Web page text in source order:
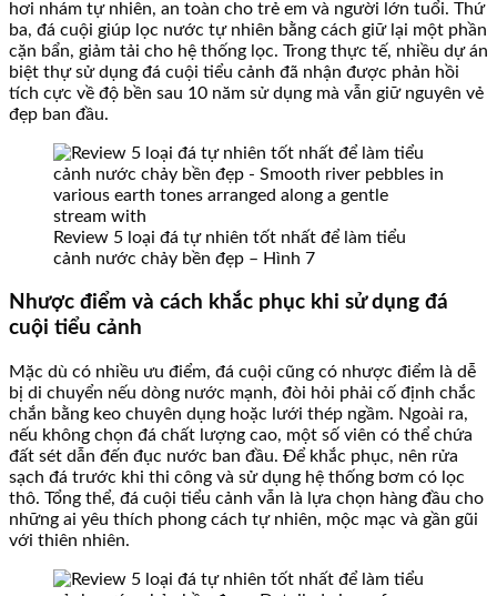
hơi nhám tự nhiên, an toàn cho trẻ em và người lớn tuổi. Thứ
ba, đá cuội giúp lọc nước tự nhiên bằng cách giữ lại một phần
cặn bẩn, giảm tải cho hệ thống lọc. Trong thực tế, nhiều dự án
biệt thự sử dụng đá cuội tiểu cảnh đã nhận được phản hồi
tích cực về độ bền sau 10 năm sử dụng mà vẫn giữ nguyên vẻ
đẹp ban đầu.
Review 5 loại đá tự nhiên tốt nhất để làm tiểu
cảnh nước chảy bền đẹp – Hình 7
Nhược điểm và cách khắc phục khi sử dụng đá
cuội tiểu cảnh
Mặc dù có nhiều ưu điểm, đá cuội cũng có nhược điểm là dễ
bị di chuyển nếu dòng nước mạnh, đòi hỏi phải cố định chắc
chắn bằng keo chuyên dụng hoặc lưới thép ngầm. Ngoài ra,
nếu không chọn đá chất lượng cao, một số viên có thể chứa
đất sét dẫn đến đục nước ban đầu. Để khắc phục, nên rửa
sạch đá trước khi thi công và sử dụng hệ thống bơm có lọc
thô. Tổng thể, đá cuội tiểu cảnh vẫn là lựa chọn hàng đầu cho
những ai yêu thích phong cách tự nhiên, mộc mạc và gần gũi
với thiên nhiên.